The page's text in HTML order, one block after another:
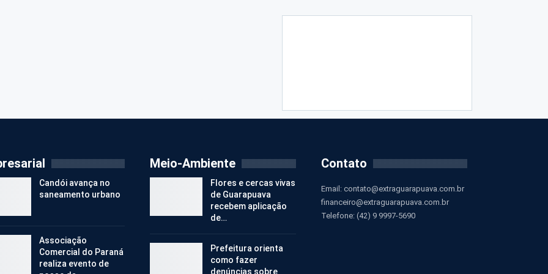
Candói avança no
saneamento urbano
Associação
Comercial do Paraná
realiza evento de
Meio-Ambiente
Flores e cercas vivas
de Guarapuava
recebem aplicação
de…
Prefeitura orienta
como fazer
denúncias sobre
Contato
Email: contato@extraguarapuava.com.br
financeiro@extraguarapuava.com.br
Telefone: (42) 9 9997-5690